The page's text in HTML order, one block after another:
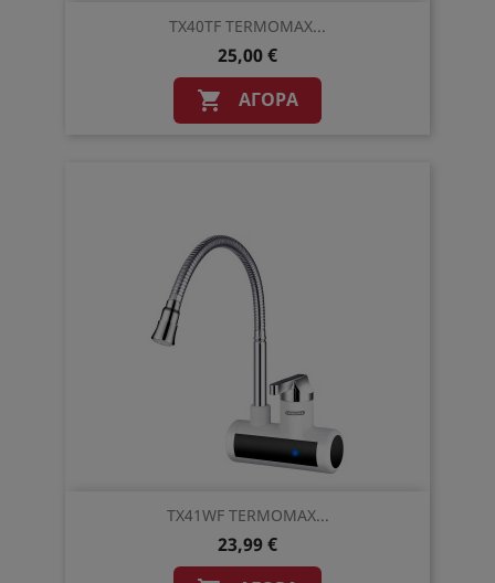
TX40TF TERMOMAX...
25,00 €
 ΑΓΟΡΆ
TX41WF TERMOMAX...
23,99 €